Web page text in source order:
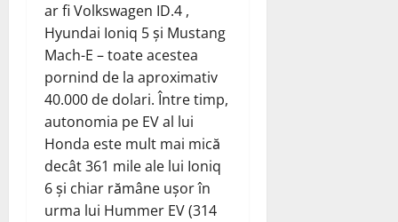
ar fi Volkswagen ID.4 ,
Hyundai Ioniq 5 și Mustang
Mach-E – toate acestea
pornind de la aproximativ
40.000 de dolari. Între timp,
autonomia pe EV al lui
Honda este mult mai mică
decât 361 mile ale lui Ioniq
6 și chiar rămâne ușor în
urma lui Hummer EV (314